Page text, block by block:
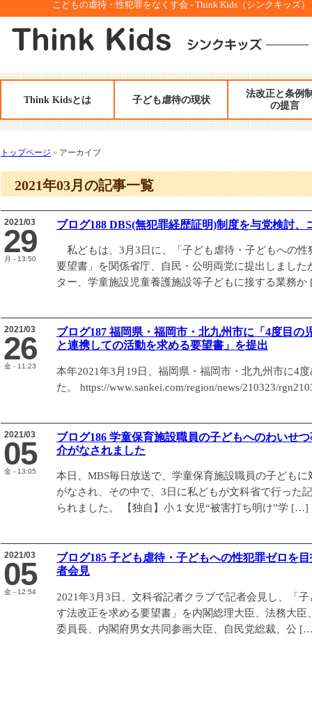
こどもの虐待・性犯罪をなくす会 - Think Kids（シンクキッズ）
Think Kidsとは 子ども虐待の現状
法改正と条例
の提言
トップページ » アーカイブ
2021年03月の記事一覧
2021/03
29
月 - 13:50
ブログ188 DBS(無犯罪経歴証明)制度を与党検討
私どもは、3月3日に、「子ども虐待・子どもへの
要望書」を関係省庁、自民・公明両党に提出しまし
ター、学童施設児童養護施設等子どもに接する業務
2021/03
26
金 - 11:23
ブログ187 福岡県・福岡市・北九州市に「4度目
と連携しての活動を求める要望書」を提出
本年2021年3月19日、福岡県・福岡市・北九州市に4
た。 https://www.sankei.com/region/news/210323/
2021/03
05
金 - 13:05
ブログ186 学童保育施設職員の子どもへのわいせ
介がなされました
本日、MBS毎日放送で、学童保育施設職員の子ども
がなされ、その中で、3日に私どもが文科省で行った
られました。 【独自】小１女児“被害打ち明け”学 […]
2021/03
05
金 - 12:54
ブログ185 子ども虐待・子どもへの性犯罪ゼロを
者会見
2021年3月3日、文科省記者クラブで記者会見し、「
す法改正を求める要望書」を内閣総理大臣、法務大
委員長、内閣府男女共同参画大臣、自民党総裁、公